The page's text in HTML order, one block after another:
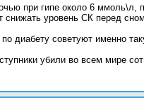
при гипе около 6 ммоль\л,
уровень СК перед
диабету советуют именно
убили во всем мире